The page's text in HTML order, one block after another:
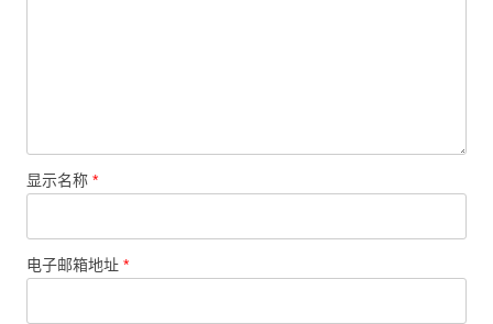
显示名称 *
电子邮箱地址 *